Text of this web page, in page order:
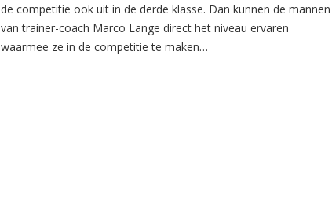
de competitie ook uit in de derde klasse. Dan kunnen de mannen
van trainer-coach Marco Lange direct het niveau ervaren
waarmee ze in de competitie te maken…